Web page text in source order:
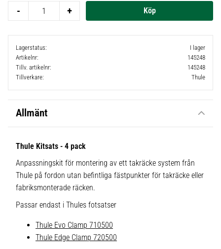
+
-
Lagerstatus
I lager
Artikelnr
145248
Tillv. artikelnr
145248
Tillverkare
Thule
Allmänt
Thule Kitsats - 4 pack
Anpassningskit för montering av ett takräcke system från
Thule på fordon utan befintliga fästpunkter för takräcke eller
fabriksmonterade räcken.
Passar endast i Thules fotsatser
Thule Evo Clamp 710500
Thule Edge Clamp 720500